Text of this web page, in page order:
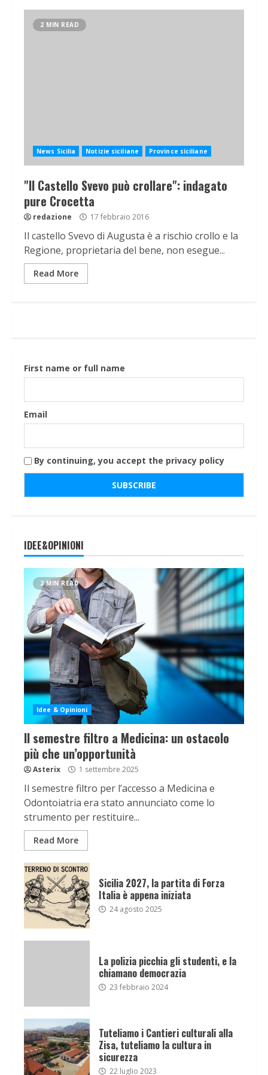
2 MIN READ
News Sicilia Notizie siciliane Province siciliane
"Il Castello Svevo può crollare": indagato
pure Crocetta
redazione 17 febbraio 2016
Il castello Svevo di Augusta è a rischio crollo e la
Regione, proprietaria del bene, non esegue...
Read More
First name or full name
Email
By continuing, you accept the privacy policy
IDEE&OPINIONI
2 MIN READ
Idee & Opinioni
Il semestre filtro a Medicina: un ostacolo
più che un’opportunità
Asterix 1 settembre 2025
Il semestre filtro per l’accesso a Medicina e
Odontoiatria era stato annunciato come lo
strumento per restituire...
Read More
Sicilia 2027, la partita di Forza
Italia è appena iniziata
24 agosto 2025
La polizia picchia gli studenti, e la
chiamano democrazia
23 febbraio 2024
Tuteliamo i Cantieri culturali alla
Zisa, tuteliamo la cultura in
sicurezza
22 luglio 2023